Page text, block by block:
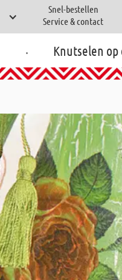
Snel-bestellen
Service & contact
. Knutselen